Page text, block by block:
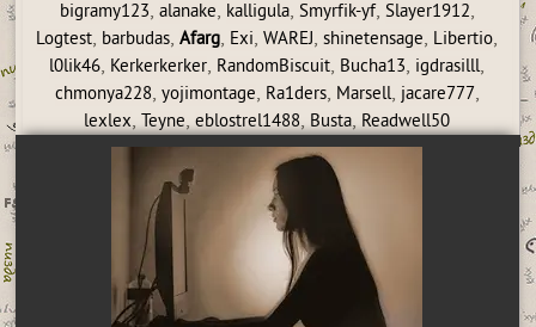
bigramy123, alanake, kalligula, Smyrfik-yf, Slayer1912,
Logtest, barbudas,Afarg, Exi,WAREJ,shinetensage, Libertio,
l0lik46, Kerkerkerker, RandomBiscuit, Bucha13, igdrasilll,
chmonya228, yojimontage, Ra1ders, Marsell, jacare777,
lexlex,Teyne,eblostrel1488, Busta, Readwell50